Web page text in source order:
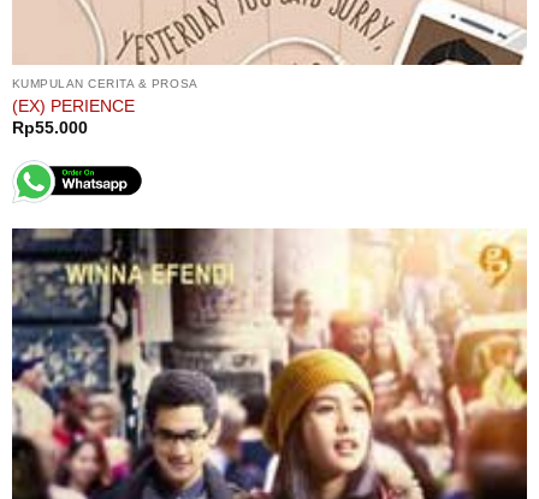
KUMPULAN CERITA & PROSA
(EX) PERIENCE
Rp55.000